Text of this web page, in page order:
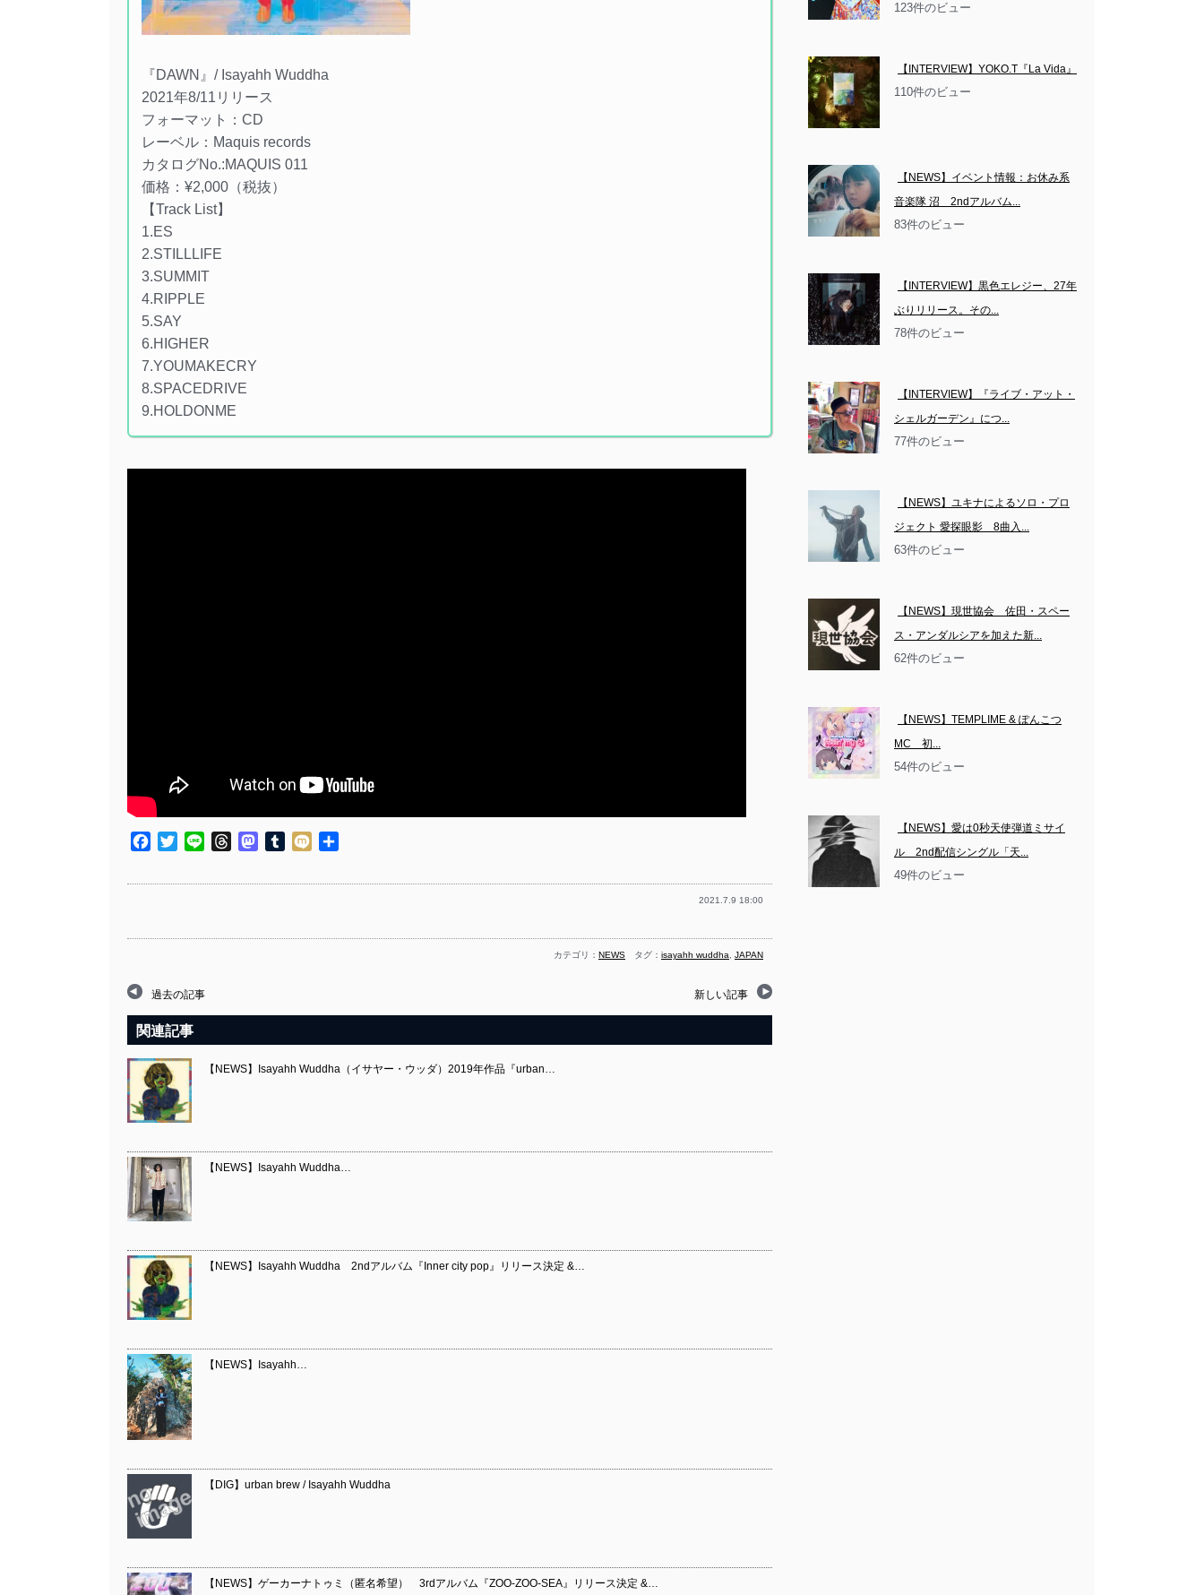
『DAWN』/ Isayahh Wuddha
2021年8/11リリース
フォーマット：CD
レーベル：Maquis records
カタログNo.:MAQUIS 011
価格：¥2,000（税抜）
【Track List】
1.ES
2.STILLLIFE
3.SUMMIT
4.RIPPLE
5.SAY
6.HIGHER
7.YOUMAKECRY
8.SPACEDRIVE
9.HOLDONME
Facebook
TwitterLine ThreadsMastodon
TumblrMixi
2021.7.9 18:00
カテゴリ： NEWS タグ： isayahh wuddha JAPAN
過去の記事 新しい記事
関連記事
【NEWS】Isayahh Wuddha（イサヤー・ウッダ）2019年作品『urban…
【NEWS】Isayahh Wuddha…
【NEWS】Isayahh Wuddha 2ndアルバム『Inner city pop』リリース決定 &…
【NEWS】Isayahh…
【DIG】urban brew / Isayahh Wuddha
【NEWS】ゲーカーナトゥミ（匿名希望） 3rdアルバム『ZOO-ZOO-SEA』リリース決定 &…
123件のビュー
【INTERVIEW】YOKO.T『La Vida』
110件のビュー
【NEWS】イベント情報：お休み系
音楽隊 沼　2ndアルバム...
83件のビュー
【INTERVIEW】黒色エレジー、27年
ぶりリリース。その...
78件のビュー
【INTERVIEW】『ライブ・アット・
シェルガーデン』につ...
77件のビュー
【NEWS】ユキナによるソロ・プロ
ジェクト 愛探眼影　8曲入...
63件のビュー
【NEWS】現世協会　佐田・スペー
ス・アンダルシアを加えた新...
62件のビュー
【NEWS】TEMPLIME & ぽんこつ
MC　初...
54件のビュー
【NEWS】愛は0秒天使弾道ミサイ
ル　2nd配信シングル「天...
49件のビュー